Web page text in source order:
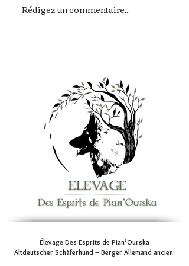
Une nouvelle portée
Rédigez un commentaire...
Élevage Des Esprits de Pian’Ourska
Altdeutscher Schäferhund – Berger Allemand ancien